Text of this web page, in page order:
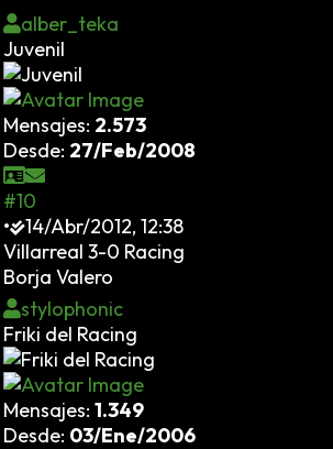
alber_teka
Juvenil
Mensajes: 2.573
Desde: 27/Feb/2008
#10
•
14/Abr/2012, 12:38
Villarreal 3-0 Racing
Borja Valero
stylophonic
Friki del Racing
Mensajes: 1.349
Desde: 03/Ene/2006